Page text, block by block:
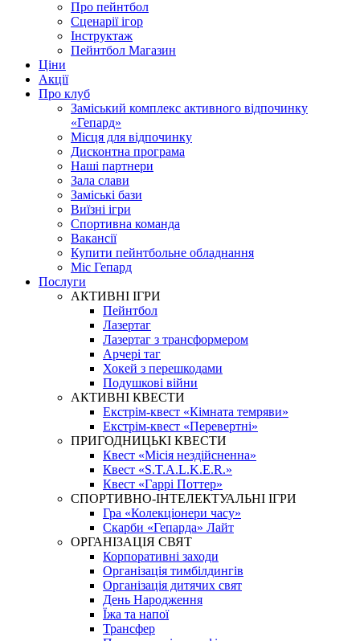
Про пейнтбол
Сценарії ігор
Інструктаж
Пейнтбол Магазин
Ціни
Акції
Про клуб
Заміський комплекс активного відпочинку
«Гепард»
Місця для відпочинку
Дисконтна програма
Наші партнери
Зала слави
Заміські бази
Виїзні ігри
Спортивна команда
Вакансії
Купити пейнтбольне обладнання
Міс Гепард
Послуги
АКТИВНІ ІГРИ
Пейнтбол
Лазертаг
Лазертаг з трансформером
Арчері таг
Хокей з перешкодами
Подушкові війни
АКТИВНІ КВЕСТИ
Екстрім-квест «Кімната темряви»
Екстрім-квест «Перевертні»
ПРИГОДНИЦЬКІ КВЕСТИ
Квест «Місія нездійсненна»
Квест «S.T.A.L.K.E.R.»
Квест «Гаррі Поттер»
СПОРТИВНО-ІНТЕЛЕКТУАЛЬНІ ІГРИ
Гра «Колекціонери часу»
Скарби «Гепарда» Лайт
ОРГАНІЗАЦІЯ СВЯТ
Корпоративні заходи
Організація тимбілдингів
Організація дитячих свят
День Народження
Їжа та напої
Трансфер